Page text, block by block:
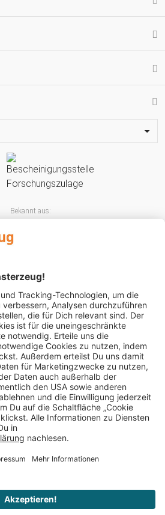
Bekannt aus:
Mitglied im:
AGB Widerrufsbelehrung
Vertrag widerrufen